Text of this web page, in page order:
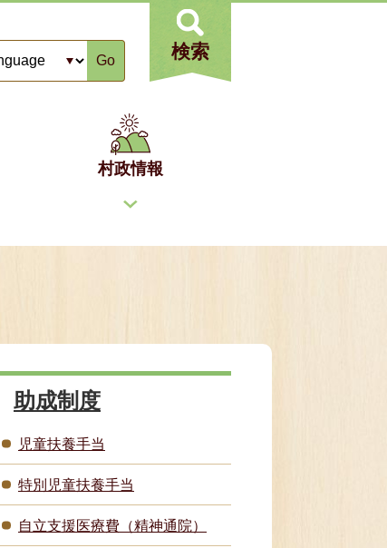
Go 検索
村政情報
助成制度
児童扶養手当
特別児童扶養手当
自立支援医療費（精神通院）